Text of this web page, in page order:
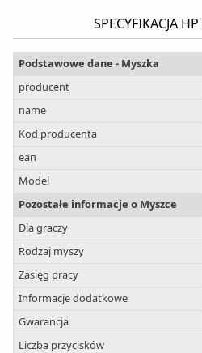
SPECYFIKACJA
Podstawowe dane - Myszka
producent
name
Kod producenta
ean
Model
Pozostałe informacje o Myszce
Dla graczy
Rodzaj myszy
Zasięg pracy
Informacje dodatkowe
Gwarancja
Liczba przycisków